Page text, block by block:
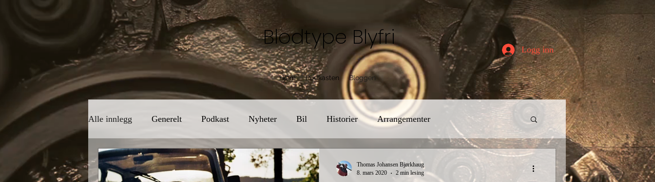
Blodtype Blyfri
Hjem Podkasten Bloggen
Logg inn
Alle innlegg Generelt Podkast Nyheter Bil Historier Arrangementer
Thomas Johansen Bjørkhaug
8. mars 2020
2 min lesing